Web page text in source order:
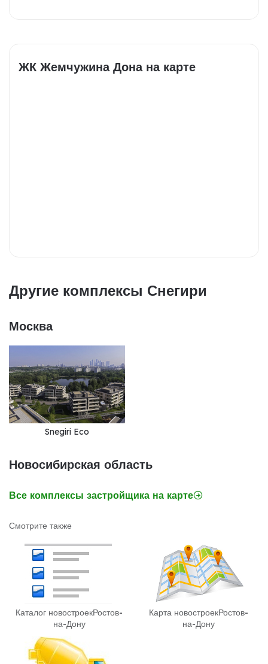
ЖК Жемчужина Дона на карте
Другие комплексы Снегири
Москва
Snegiri Eco
Новосибирская область
Все комплексы застройщика на карте
Смотрите также
Каталог новостроекРостов-
на-Дону
Карта новостроекРостов-
на-Дону